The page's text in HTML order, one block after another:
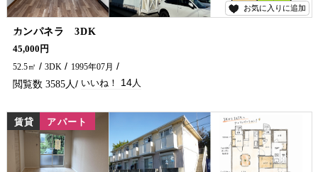
お気に入りに追加
カンパネラ 3DK
買い物も病院も徒歩圏内。大瀬橋を渡れば繁華街、市役所も徒歩で行けないことはない！ さらに夏の風物詩、花火も近くの堤防から見ることができます♪ 駐車場2台目が必要でしたら近隣をご紹介します。是非お問合せください(^^)/
45,000円
52.5㎡
3DK 1995年07月
3585 14
賃貸 アパート